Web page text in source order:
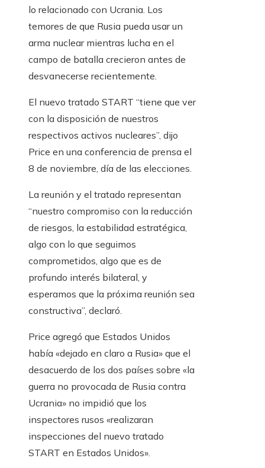
lo relacionado con Ucrania. Los
temores de que Rusia pueda usar un
arma nuclear mientras lucha en el
campo de batalla crecieron antes de
desvanecerse recientemente.
El nuevo tratado START “tiene que ver
con la disposición de nuestros
respectivos activos nucleares”, dijo
Price en una conferencia de prensa el
8 de noviembre, día de las elecciones.
La reunión y el tratado representan
“nuestro compromiso con la reducción
de riesgos, la estabilidad estratégica,
algo con lo que seguimos
comprometidos, algo que es de
profundo interés bilateral, y
esperamos que la próxima reunión sea
constructiva”, declaró.
Price agregó que Estados Unidos
había «dejado en claro a Rusia» que el
desacuerdo de los dos países sobre «la
guerra no provocada de Rusia contra
Ucrania» no impidió que los
inspectores rusos «realizaran
inspecciones del nuevo tratado
START en Estados Unidos».